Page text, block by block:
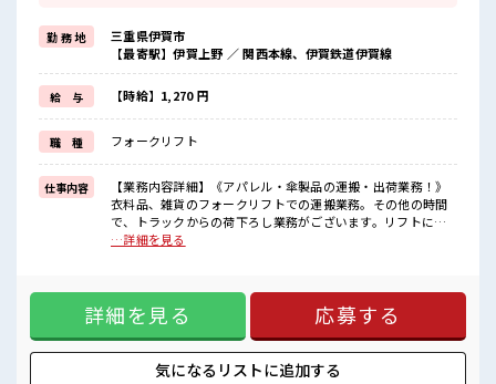
≪残業で稼げる≫
高収入を希望される方にオススメ。
残業は月20時間以上あります♪
≪週休2日制≫
週末は家族や友人と一緒にプライベート満喫！
≪髪型自由≫
基本的に髪色自由で明るすぎたり奇抜でなければOKです！
(規定有)≪様々なお仕事をご提案≫
一人で悩まず気軽に相談できる、
派遣のお仕事です！
■職場の雰囲気
派手すぎなければ多少のヘアカラーもOKなのはウレシイPoint☆
持ち物が多いあなたにもぴったり☆
ロッカー付き職場♪
勤 務 地
三重県伊賀市
【最寄駅】伊賀上野 ／ 関西本線、伊賀鉄道伊賀線
給 与 【時給】1,270 円
職 種 フォークリフト
仕事内容
【業務内容詳細】《アパレル・傘製品の運搬・出荷業務！》
衣料品、雑貨のフォークリフトでの運搬業務。その他の時間
で、トラックからの荷下ろし業務がございます。リフトに乗
りっぱなしではなく、製品の積見込・積下ろしの時間帯も多
経験を活かせる≫ これまでの経験を活かしませんか？ ブラン
クがあっても大丈夫♪ 経験はちょっとだけ…という方もOK！
≪残業で稼げる≫ 高収入を希望される方にオススメ。 残業は
月20時間以上あります♪ ≪週休2日制≫ 週末は家族や友人と
一緒にプライベート満喫！ ≪髪型自由≫ 基本的に髪色自由で
…詳細を見る
詳細を見る 応募する
気になるリストに追加する